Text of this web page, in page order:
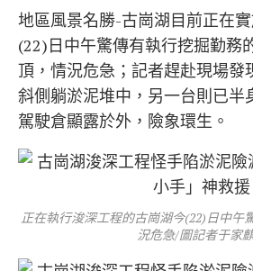
地區風景名勝-古崗湖目前正在
(22)日中午驚傳有執行挖掘勤務
頂，情況危急；記者趕赴現場發
斜側躺淤泥堆中，另一台則已半
駕駛倉顯露於外，險象環生。
正在執行浚深工程的古崗湖今(22)日中午
況危急/圖記者于家